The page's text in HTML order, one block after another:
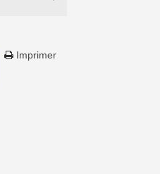
Imprimer